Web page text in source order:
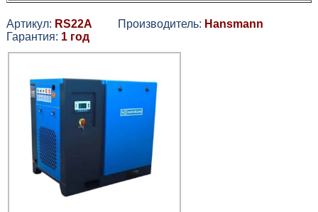
Артикул: RS22A Производитель: Hansmann
Гарантия: 1 год